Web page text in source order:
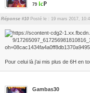
79
Réponse #10 Posté le : 19 mars 2017,
Pour celui là j'ai mis plus de 6H en
Gambas30